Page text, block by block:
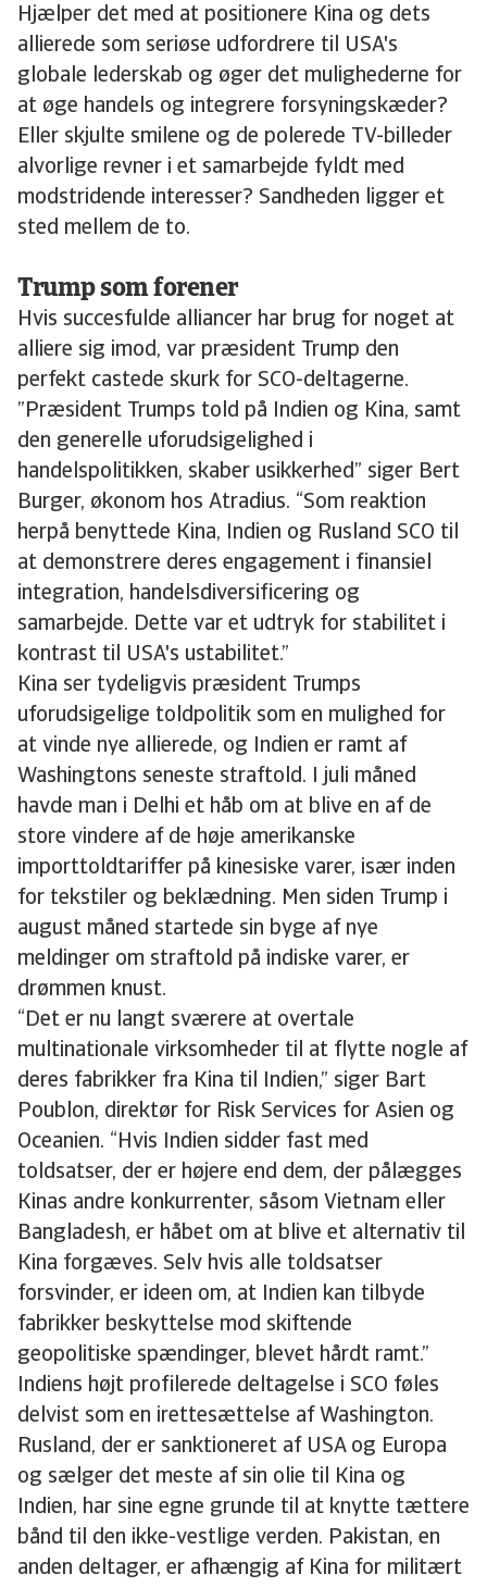
Hjælper det med at positionere Kina og dets
allierede som seriøse udfordrere til USA's
globale lederskab og øger det mulighederne for
at øge handels og integrere forsyningskæder?
Eller skjulte smilene og de polerede TV-billeder
alvorlige revner i et samarbejde fyldt med
modstridende interesser? Sandheden ligger et
sted mellem de to.
Trump som forener
Hvis succesfulde alliancer har brug for noget at
alliere sig imod, var præsident Trump den
perfekt castede skurk for SCO-deltagerne.
”Præsident Trumps told på Indien og Kina, samt
den generelle uforudsigelighed i
handelspolitikken, skaber usikkerhed” siger Bert
Burger, økonom hos Atradius. “Som reaktion
herpå benyttede Kina, Indien og Rusland SCO til
at demonstrere deres engagement i finansiel
integration, handelsdiversificering og
samarbejde. Dette var et udtryk for stabilitet i
kontrast til USA's ustabilitet.”
Kina ser tydeligvis præsident Trumps
uforudsigelige toldpolitik som en mulighed for
at vinde nye allierede, og Indien er ramt af
Washingtons seneste straftold. I juli måned
havde man i Delhi et håb om at blive en af de
store vindere af de høje amerikanske
importtoldtariffer på kinesiske varer, især inden
for tekstiler og beklædning. Men siden Trump i
august måned startede sin byge af nye
meldinger om straftold på indiske varer, er
drømmen knust.
“Det er nu langt sværere at overtale
multinationale virksomheder til at flytte nogle af
deres fabrikker fra Kina til Indien,” siger Bart
Poublon, direktør for Risk Services for Asien og
Oceanien. “Hvis Indien sidder fast med
toldsatser, der er højere end dem, der pålægges
Kinas andre konkurrenter, såsom Vietnam eller
Bangladesh, er håbet om at blive et alternativ til
Kina forgæves. Selv hvis alle toldsatser
forsvinder, er ideen om, at Indien kan tilbyde
fabrikker beskyttelse mod skiftende
geopolitiske spændinger, blevet hårdt ramt.”
Indiens højt profilerede deltagelse i SCO føles
delvist som en irettesættelse af Washington.
Rusland, der er sanktioneret af USA og Europa
og sælger det meste af sin olie til Kina og
Indien, har sine egne grunde til at knytte tættere
bånd til den ikke-vestlige verden. Pakistan, en
anden deltager, er afhængig af Kina for militært